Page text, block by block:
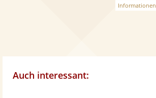
Auch interessant: